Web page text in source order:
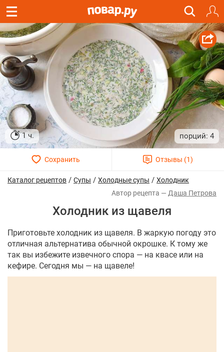
1 ч. 4
Каталог рецептов / Супы / Холодные супы / Холодник
Даша Петрова
Холодник из щавеля
Приготовьте холодник из щавеля. В жаркую погоду это
отличная альтернатива обычной окрошке. К тому же
так вы избежите извечного спора — на квасе или на
кефире. Сегодня мы — на щавеле!